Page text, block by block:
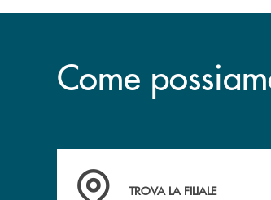
Come
Accedi all' elenco completo
TROVA LA FILIALE